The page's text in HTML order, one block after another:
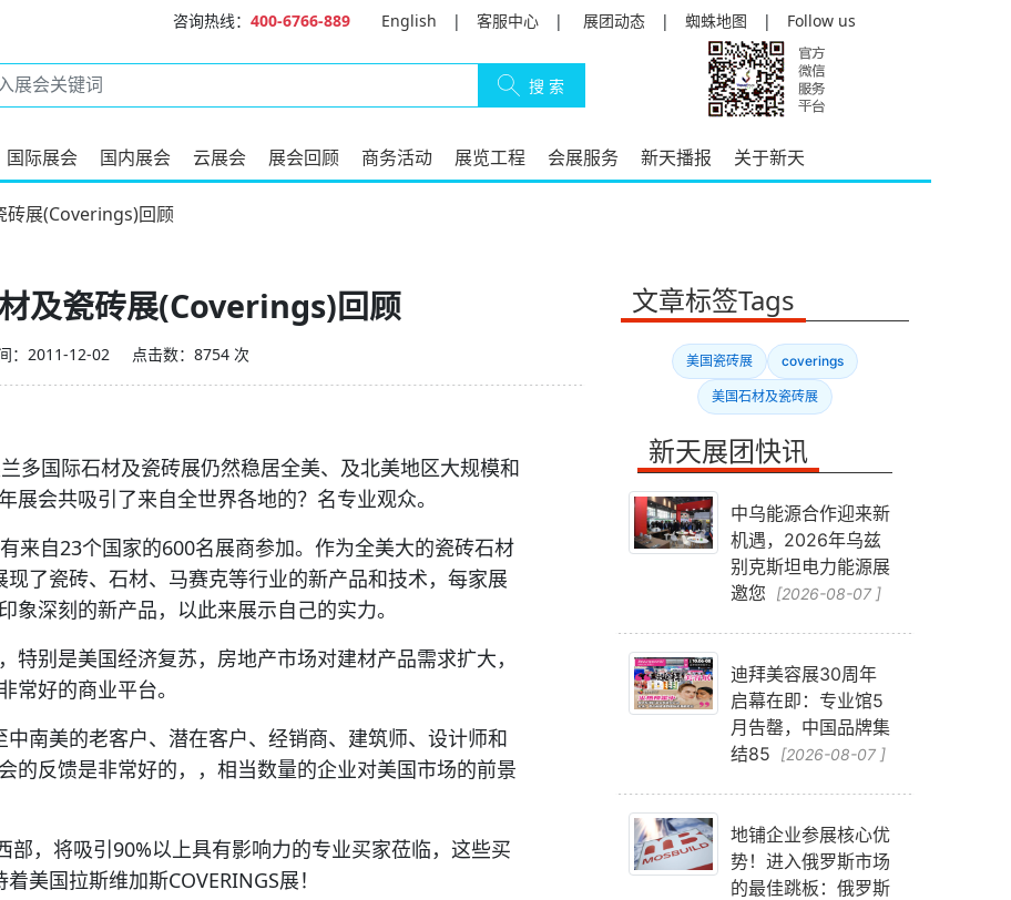
咨询热线： 400-6766-889 English | 客服中心 | 展团动态 | 蜘蛛地图 | Follow us
国际展会 国内展会 云展会 展会回顾 商务活动 展览工程 会展服务 新天播报 关于新天
砖展(Coverings)回顾
及瓷砖展(Coverings)回顾
：2011-12-02 点击数：8754 次
多国际石材及瓷砖展仍然稳居全美、及北美地区大规模和
展会共吸引了来自全世界各地的？名专业观众。
来自23个国家的600名展商参加。作为全美大的瓷砖石材
现了瓷砖、石材、马赛克等行业的新产品和技术，每家展
象深刻的新产品，以此来展示自己的实力。
特别是美国经济复苏，房地产市场对建材产品需求扩大，
常好的商业平台。
中南美的老客户、潜在客户、经销商、建筑师、设计师和
的反馈是非常好的，，相当数量的企业对美国市场的前景
部，将吸引90%以上具有影响力的专业买家莅临，这些买
美国拉斯维加斯COVERINGS展！
文章标签Tags
美国瓷砖展 coverings
美国石材及瓷砖展
新天展团快讯
中乌能源合作迎来新
机遇，2026年乌兹
别克斯坦电力能源展
邀您
[2026-08-07 ]
迪拜美容展30周年
启幕在即：专业馆5
月告罄，中国品牌集
结85
[2026-08-07 ]
地铺企业参展核心优
势！进入俄罗斯市场
的最佳跳板：俄罗斯